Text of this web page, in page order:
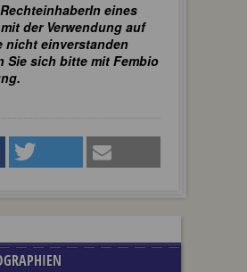
eines
der Verwendung auf
nicht einverstanden
Sie sich bitte mit Fembio